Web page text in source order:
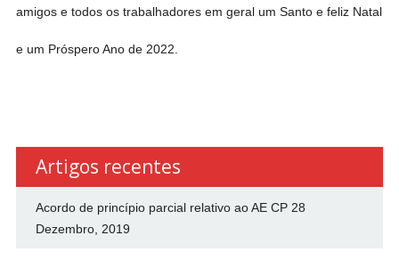
amigos e todos os trabalhadores em geral um Santo e feliz Natal
e um Próspero Ano de 2022.
Artigos recentes
Acordo de princípio parcial relativo ao AE CP 28
Dezembro, 2019